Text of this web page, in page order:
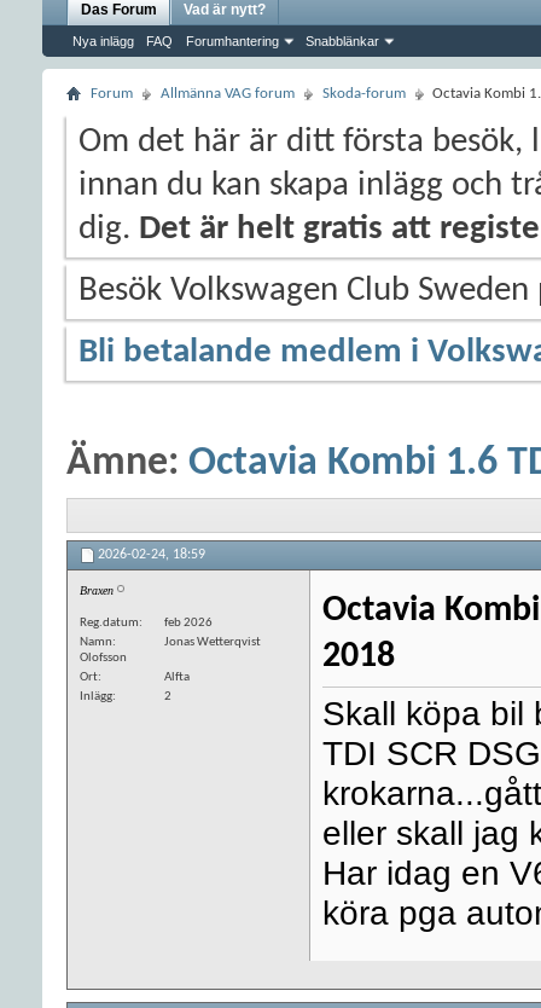
Das Forum
Nya inlägg FAQ Forumhantering Snabblänkar
Vad är nytt?
Forum Allmänna VAG forum Skoda-forum Octavia Kombi
Om det här är ditt första besök,
innan du kan skapa inlägg och
dig. Det är helt gratis att
Besök Volkswagen Club
Bli betalande medlem i
Ämne: Octavia Kombi 1.6
2026-02-24, 18:59
Braxen
Reg.datum
feb 2026
Namn
Jonas Wetterqvist
Olofsson
Ort
Alfta
Inlägg
2
Octavia
2018
Skall köpa bil
TDI SCR
eller skall jag
Har idag en
köra pga